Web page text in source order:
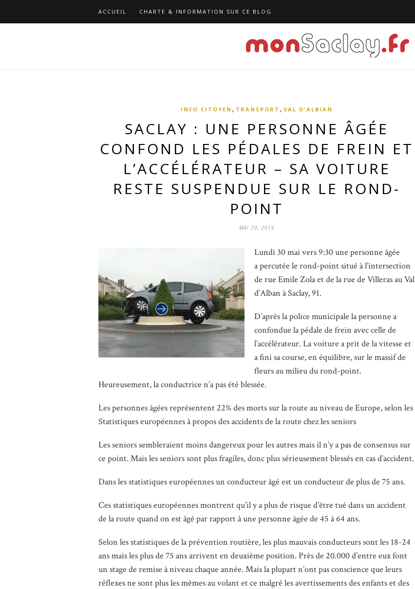
ACCUEIL CHARTE & INFORMATION SUR CE BLOG
INFO CITOYEN , TRANSPORT , VAL D'ALBIAN
SACLAY : UNE PERSONNE ÂGÉE
CONFOND LES PÉDALES DE FREIN ET
L’ACCÉLÉRATEUR – SA VOITURE
RESTE SUSPENDUE SUR LE ROND-
POINT
MAI 30, 2016
Lundi 30 mai vers 9:30 une personne âgée
a percutée le rond-point situé à l’intersection
de rue Emile Zola et de la rue de Villeras au Val
d’Alban à Saclay, 91.
D’après la police municipale la personne a
confondue la pédale de frein avec celle de
l’accélérateur. La voiture a prit de la vitesse et
a fini sa course, en équilibre, sur le massif de
fleurs au milieu du rond-point.
Heureusement, la conductrice n’a pas été blessée.
Les personnes âgées représentent 22% des morts sur la route au niveau de Europe, selon les
Statistiques européennes à propos des accidents de la route chez les seniors
Les seniors sembleraient moins dangereux pour les autres mais il n’y a pas de consensus sur
ce point. Mais les seniors sont plus fragiles, donc plus sérieusement blessés en cas d’accident.
Dans les statistiques européennes un conducteur âgé est un conducteur de plus de 75 ans.
Ces statistiques européennes montrent qu’il y a plus de risque d’être tué dans un accident
de la route quand on est âgé par rapport à une personne âgée de 45 à 64 ans.
Selon les statistiques de la prévention routière, les plus mauvais conducteurs sont les 18-24
ans mais les plus de 75 ans arrivent en deuxième position. Près de 20.000 d’entre eux font
un stage de remise à niveau chaque année. Mais la plupart n’ont pas conscience que leurs
réflexes ne sont plus les mêmes au volant et ce malgré les avertissements des enfants et des